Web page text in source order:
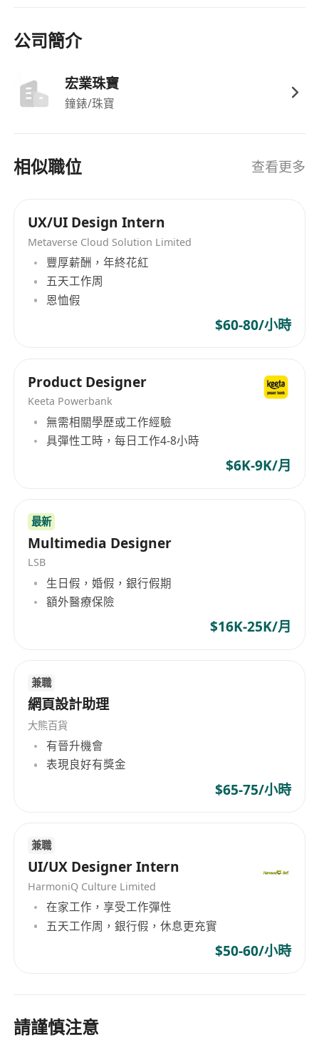
職位名稱：珠寶設計師
根據市場需求與品牌定位，獨立完成珠寶系列的
原創設計，包括手繪草圖、概念發想及系列規劃
提出具商業價值的設計建議
與製造環節中的技術問題
配合市場與銷售團隊，提供設計角度的產品策略
支援，包括新品提案、客製化方案及季節性主題
開發
建立並維護設計資料庫，涵蓋靈感板、材質樣
本、工藝規範及歷史款存檔，提升設計效率與一
工作要求：
持有珠寶設計、產品設計或相關領域之高級文
憑、副學士或以上學歷
具備至少3年珠寶設計實務經驗，熟悉鑲嵌結
銜接設計與製造端
熟練運用專業設計軟體，包括Adobe
Photoshop、Illustrator；具備Rhino、
Matrix、ZBrush等3D珠寶設計軟體經驗者優先
擁有扎實的手繪能力，能快速表達設計構思；對
細節高度敏感，具備良好的空間理解力與比例掌
具備多任務管理能力，能在嚴格時程下同時推進
多個設計專案，邏輯清晰、責任心強
熱愛奢侈品文化與創新設計，具審美前瞻性、文
化洞察力及持續學習意識
全職聘用，每週工作5天，每日工作8小時，早班
制
工作地點：紅磡
僅限香港永久居民申請
公司簡介
宏業珠寶
鐘錶/珠寶
相似職位 查看更多
UX/UI Design Intern
Metaverse Cloud Solution Limited
豐厚薪酬，年終花紅
五天工作周
恩恤假
$60-80/小時
Product Designer
Keeta Powerbank
無需相關學歷或工作經驗
具彈性工時，每日工作4-8小時
$6K-9K/月
最新
Multimedia Designer
LSB
生日假，婚假，銀行假期
額外醫療保險
$16K-25K/月
兼職
網頁設計助理
大熊百貨
有晉升機會
表現良好有獎金
$65-75/小時
兼職
UI/UX Designer Intern
HarmoniQ Culture Limited
在家工作，享受工作彈性
五天工作周，銀行假，休息更充實
$50-60/小時
請謹慎注意